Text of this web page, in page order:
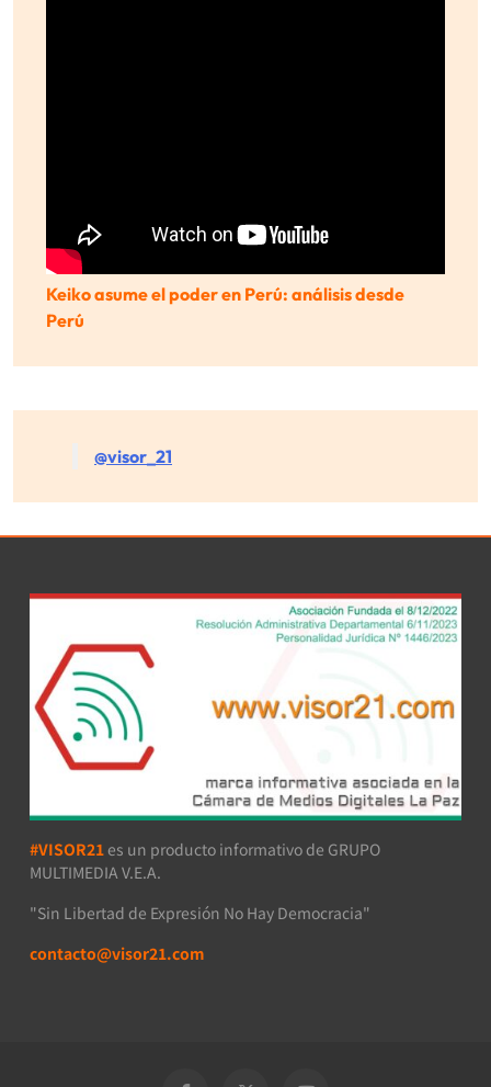
Keiko asume el poder en Perú: análisis desde
Perú
@visor_21
#VISOR21 es un producto informativo de GRUPO
MULTIMEDIA V.E.A.
"Sin Libertad de Expresión No Hay Democracia"
contacto@visor21.com